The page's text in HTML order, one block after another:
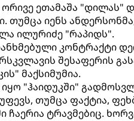
ორივე ეთამაშა "დილას"
თუმცა იენს
ილურიძე "რაპიდს".
კონტრაქტი
შესაფერის
მაქსიმუმია.
"ჰაიდუკში"
თუმცა ფაქტია,
ტრავმებიც.